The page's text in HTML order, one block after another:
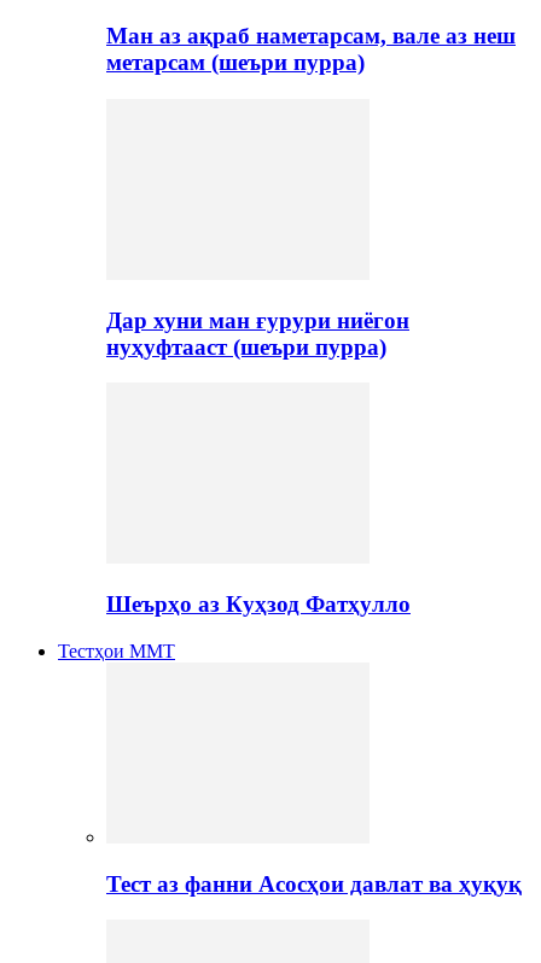
Ман аз ақраб наметарсам, вале аз неш
метарсам (шеъри пурра)
Дар хуни ман ғурури ниёгон
нуҳуфтааст (шеъри пурра)
Шеърҳо аз Куҳзод Фатҳулло
Тестҳои ММТ
Тест аз фанни Асосҳои давлат ва ҳуқуқ